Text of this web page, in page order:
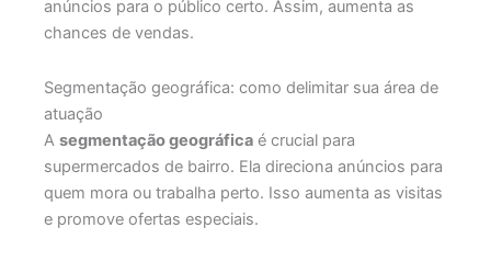
anúncios para o público certo. Assim, aumenta as
chances de vendas.
Segmentação geográfica: como delimitar sua área de
atuação
A segmentação geográfica é crucial para
supermercados de bairro. Ela direciona anúncios para
quem mora ou trabalha perto. Isso aumenta as visitas
e promove ofertas especiais.